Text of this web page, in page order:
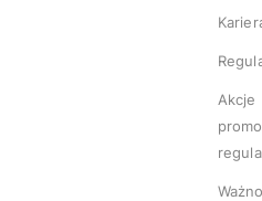
Akcje